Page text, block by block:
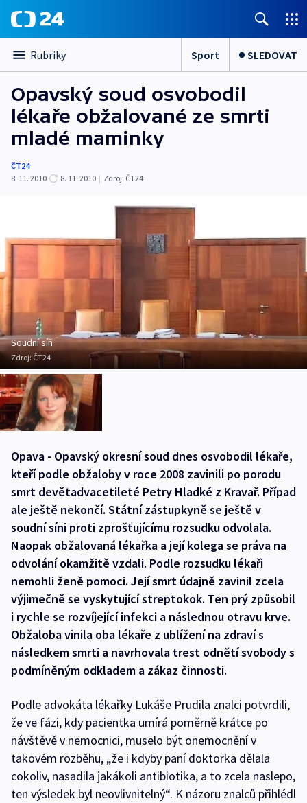
Rubriky Sport SLEDOVAT
Opavský soud osvobodil
lékaře obžalované ze smrti
mladé maminky
ČT24
8. 11. 2010
8. 11. 2010 | Zdroj: ČT24
Soudní síň
Zdroj:ČT24
Opava - Opavský okresní soud dnes osvobodil lékaře,
kteří podle obžaloby v roce 2008 zavinili po porodu
smrt devětadvacetileté Petry Hladké z Kravař. Případ
ale ještě nekončí. Státní zástupkyně se ještě v
soudní síni proti zprošťujícímu rozsudku odvolala.
Naopak obžalovaná lékařka a její kolega se práva na
odvolání okamžitě vzdali. Podle rozsudku lékaři
nemohli ženě pomoci. Její smrt údajně zavinil zcela
výjimečně se vyskytující streptokok. Ten prý způsobil
i rychle se rozvíjející infekci a následnou otravu krve.
Obžaloba vinila oba lékaře z ublížení na zdraví s
následkem smrti a navrhovala trest odnětí svobody s
podmíněným odkladem a zákaz činnosti.
Podle advokáta lékařky Lukáše Prudila znalci potvrdili,
že ve fázi, kdy pacientka umírá poměrně krátce po
návštěvě v nemocnici, muselo být onemocnění v
takovém rozběhu, „že i kdyby paní doktorka dělala
cokoliv, nasadila jakákoli antibiotika, a to zcela naslepo,
ten výsledek byl neovlivnitelný“. K názoru znalců přihlédl